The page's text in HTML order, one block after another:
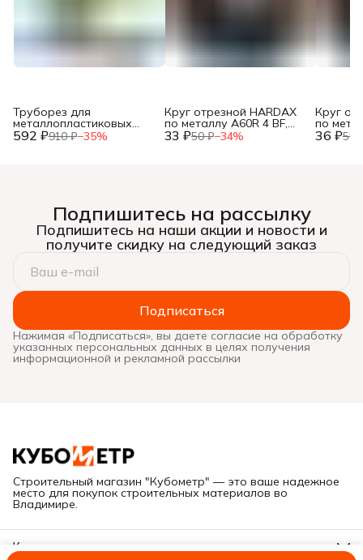
592 ₽910 ₽−35%
Труборез для
металлопластиковых
труб, до 42мм, (шт.) 33 ₽50 ₽−34%
Круг отрезной HARDAX
по металлу A60R 4 BF,
125 х 1,2 х 22 мм, (шт.) 36 ₽55
Круг
по
125 х
Подпишитесь на рассылку
Подпишитесь на наши акции и новости и
получите скидку на следующий заказ
Подписаться
Нажимая «Подписаться», вы даете согласие на обработку
указанных персональных данных в целях получения
информационной и рекламной рассылки
Строительный магазин "Кубометр" — это ваше надежное
место для покупок строительных материалов во
Владимире.
Контакты